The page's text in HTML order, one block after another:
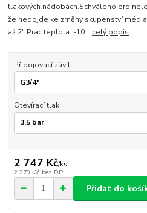
tlakových nádobách.Schváleno pro
že nedojde ke změny skupenství
až 2" Prac.teplota: -10... celý popis
Připojovací závit
Otevírací tlak
2 747 Kč/ks
2 270 Kč bez DPH
Přidat do